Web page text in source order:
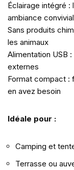
Éclairage intégré
ambiance
Sans produits
les animaux
Alimentation USB
externes
Format compact :
en avez besoin
Idéale pour :
Camping et
Terrasse ou